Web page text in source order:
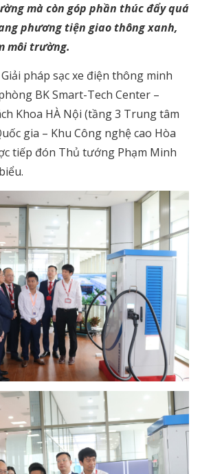
mà còn góp phần thúc đẩy quá
phương tiện giao thông xanh,
môi trường.
pháp sạc xe điện thông minh
BK Smart-Tech Center –
Khoa HÀ Nội (tầng 3 Trung tâm
gia – Khu Công nghệ cao Hòa
tiếp đón Thủ tướng Phạm Minh